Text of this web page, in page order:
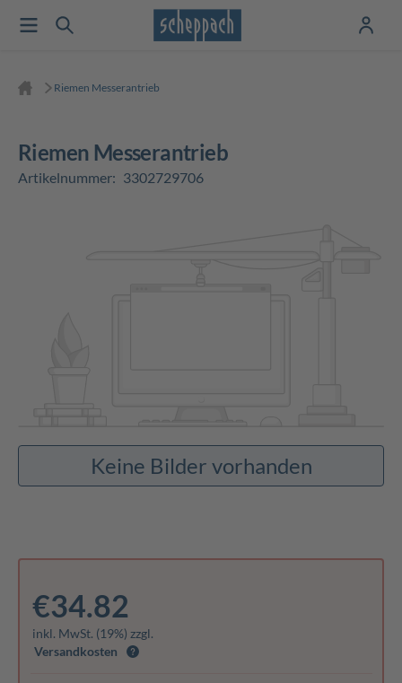
Riemen Messerantrieb
Riemen Messerantrieb
Artikelnummer: 3302729706
Keine Bilder vorhanden
€34.82
inkl. MwSt. (19%) zzgl.
Versandkosten